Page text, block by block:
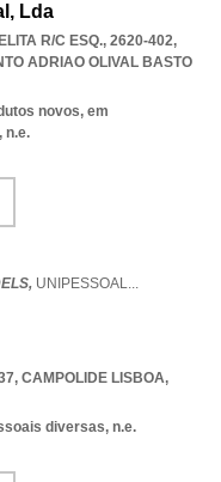
Lda
R/C ESQ., 2620-402,
ADRIAO OLIVAL BASTO
novos, em
n.e.
UNIPESSOAL...
, CAMPOLIDE LISBOA,
diversas, n.e.